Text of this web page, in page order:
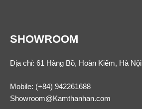
SHOWROOM
Địa chỉ: 61 Hàng Bồ, Hoàn Kiếm, Hà Nội
Mobile: (+84) 942261688
Showroom@Kamthanhan.com